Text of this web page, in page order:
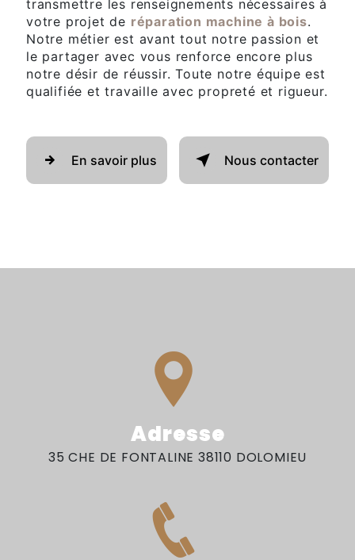
transmettre les renseignements nécessaires à
votre projet de réparation machine à bois.
Notre métier est avant tout notre passion et
le partager avec vous renforce encore plus
notre désir de réussir. Toute notre équipe est
qualifiée et travaille avec propreté et rigueur.
En savoir plus Nous contacter
Adresse
35 CHE DE FONTALINE 38110 DOLOMIEU